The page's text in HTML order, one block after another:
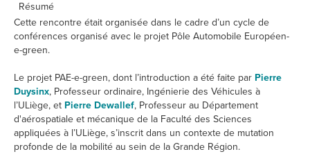
Résumé
Cette rencontre était organisée dans le cadre d’un cycle de
conférences organisé avec le projet Pôle Automobile Européen-
e-green.
Le projet PAE-e-green, dont l’introduction a été faite par Pierre
Duysinx, Professeur ordinaire, Ingénierie des Véhicules à
l’ULiège, et Pierre Dewallef, Professeur au Département
d'aérospatiale et mécanique de la Faculté des Sciences
appliquées à l’ULiège, s’inscrit dans un contexte de mutation
profonde de la mobilité au sein de la Grande Région.